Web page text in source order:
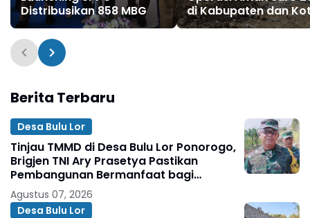
Distribusikan 858 MBG
di Kabupaten dan
Madiun Kondusif
Berita Terbaru
Desa Bulu Lor
Tinjau TMMD di Desa Bulu Lor Ponorogo,
Brigjen TNI Ary Prasetya Pastikan
Pembangunan Bermanfaat bagi
Masyarakat
Agustus 07, 2026
Desa Bulu Lor